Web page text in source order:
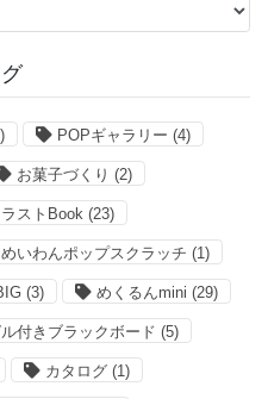
POPギャラリー (4)
お菓子づくり (2)
ストBook (23)
めいわんポップスクラッチ (1)
(3) めくるんmini (29)
付きブラックボード (5)
カタログ (1)